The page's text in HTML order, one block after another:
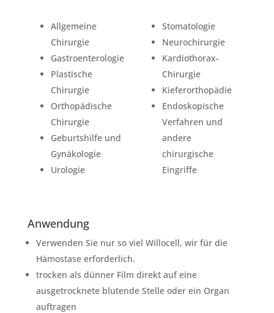
Allgemeine
Chirurgie
Gastroenterologie
Plastische
Chirurgie
Orthopädische
Chirurgie
Geburtshilfe und
Gynäkologie
Urologie
Stomatologie
Neurochirurgie
Kardiothorax-
Chirurgie
Kieferorthopädie
Endoskopische
Verfahren und
andere
chirurgische
Eingriffe
Anwendung
Verwenden Sie nur so viel Willocell, wir für die
Hämostase erforderlich.
trocken als dünner Film direkt auf eine
ausgetrocknete blutende Stelle oder ein Organ
auftragen